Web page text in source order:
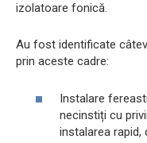
izolatoare fonică.
Au fost identificate
prin aceste cadre:
Instalare
necinstiți cu
instalarea rapid,